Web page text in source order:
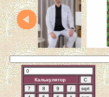
Калькулятор